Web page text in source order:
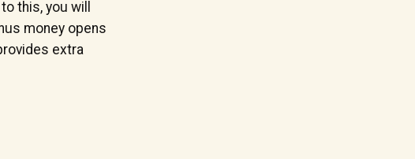
this, you will
money opens
extra